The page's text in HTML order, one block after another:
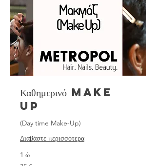
Καθημερινό make
up
(Day time Make-Up)
Διαβάστε περισσότερα
1 ώ
35